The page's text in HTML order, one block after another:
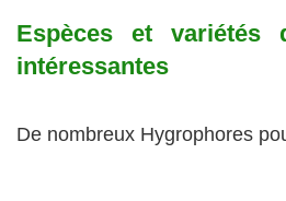
Espèces et variétés
intéressantes
De nombreux Hygrophores